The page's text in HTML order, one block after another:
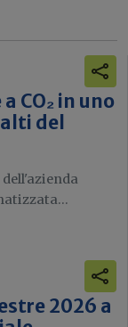
CO₂ in uno
del
2026 a